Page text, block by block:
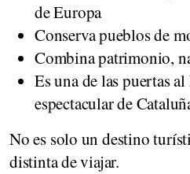
de Europa
Conserva pueblos de
Combina patrimonio,
Es una de las puertas
espectacular de
No es solo un destino
distinta de viajar.